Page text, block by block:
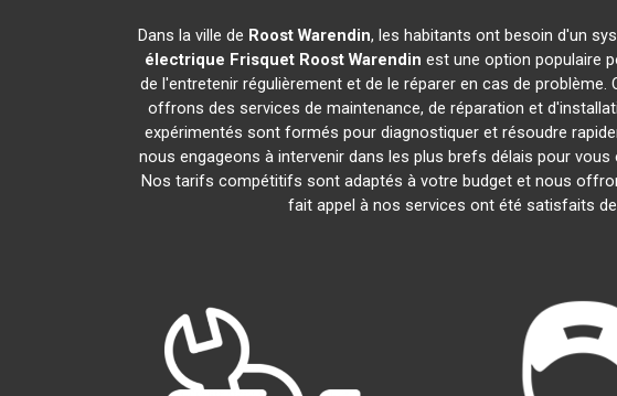
Dans la ville de Roost Warendin, les habitants ont besoin d'un
électrique Frisquet Roost Warendin est une option populaire
de l'entretenir régulièrement et de le réparer en cas de problème.
offrons des services de maintenance, de réparation et
expérimentés sont formés pour diagnostiquer et résoudre
nous engageons à intervenir dans les plus brefs délais pour
Nos tarifs compétitifs sont adaptés à votre budget et nous
fait appel à nos services ont été satisfaits